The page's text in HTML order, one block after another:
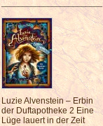
¯¯¯¯¯¯¯¯¯¯¯¯¯¯¯¯¯¯¯¯¯¯¯¯
Luzie Alvenstein – Erbin
der Duftapotheke 2 Eine
Lüge lauert in der Zeit